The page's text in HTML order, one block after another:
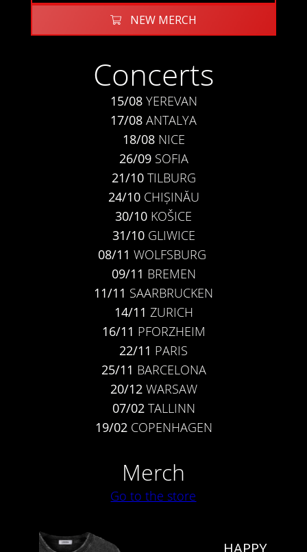
NEW MERCH
Concerts
15/08 YEREVAN
17/08 ANTALYA
18/08 NICE
26/09 SOFIA
21/10 TILBURG
24/10 CHIȘINĂU
30/10 KOŠICE
31/10 GLIWICE
08/11 WOLFSBURG
09/11 BREMEN
11/11 SAARBRUCKEN
14/11 ZURICH
16/11 PFORZHEIM
22/11 PARIS
25/11 BARCELONA
20/12 WARSAW
07/02 TALLINN
19/02 COPENHAGEN
Merch
Go to the store